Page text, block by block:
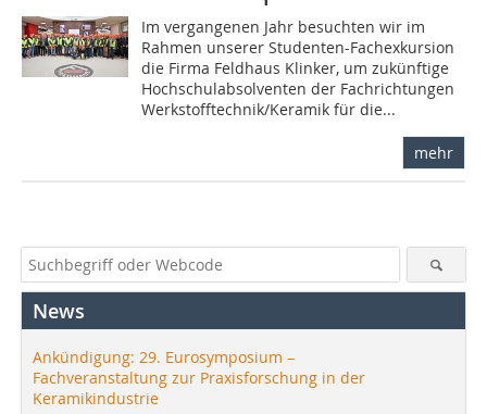
Im vergangenen Jahr besuchten wir im
Rahmen unserer Studenten-Fachexkursion
die Firma Feldhaus Klinker, um zukünftige
Hochschulabsolventen der Fachrichtungen
Werkstofftechnik/Keramik für die...
mehr
News
Ankündigung: 29. Eurosymposium –
Fachveranstaltung zur Praxisforschung in der
Keramikindustrie